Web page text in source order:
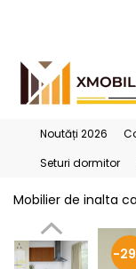
Bucătării
Accesorii
Dulapuri 1 ușă
Noutăți 2026
Seturi dormitor
Mobilier de inalta
-